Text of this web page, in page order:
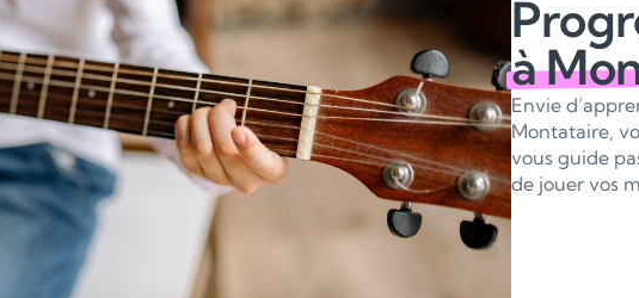
à
Envie
Montataire,
vous guide
de jouer vos